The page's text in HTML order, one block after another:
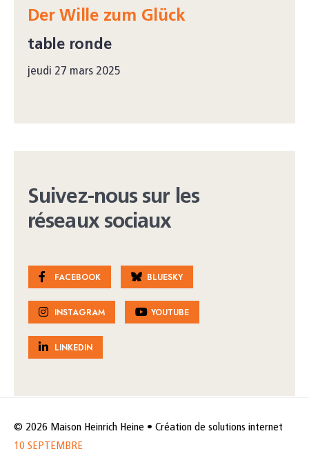
Der Wille zum Glück
table ronde
jeudi 27 mars 2025
Suivez-nous sur les
réseaux sociaux
FACEBOOK BLUESKY
INSTAGRAM YOUTUBE
LINKEDIN
© 2026 Maison Heinrich Heine • Création de solutions internet
10 SEPTEMBRE